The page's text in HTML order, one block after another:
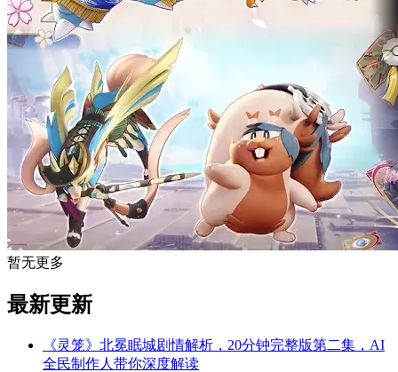
暂无更多
最新更新
《灵笼》北冕眠城剧情解析，20分钟完整版第二集，AI
全民制作人带你深度解读